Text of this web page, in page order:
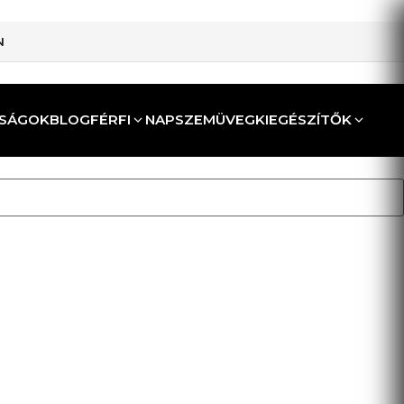
BLOGFÉRFI NAPSZEMÜVEGKIEGÉSZÍTŐK